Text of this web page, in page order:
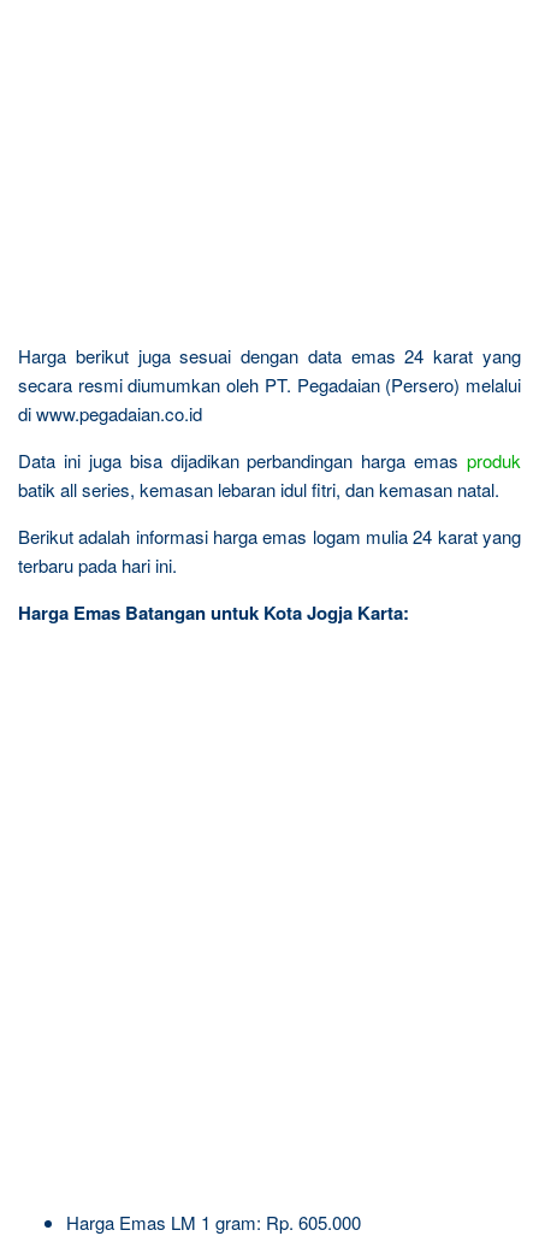
Harga berikut juga sesuai dengan data emas 24 karat yang
secara resmi diumumkan oleh PT. Pegadaian (Persero) melalui
di www.pegadaian.co.id
Data ini juga bisa dijadikan perbandingan harga emas produk
batik all series, kemasan lebaran idul fitri, dan kemasan natal.
Berikut adalah informasi harga emas logam mulia 24 karat yang
terbaru pada hari ini.
Harga Emas Batangan untuk Kota Jogja Karta:
Harga Emas LM 1 gram: Rp. 605.000